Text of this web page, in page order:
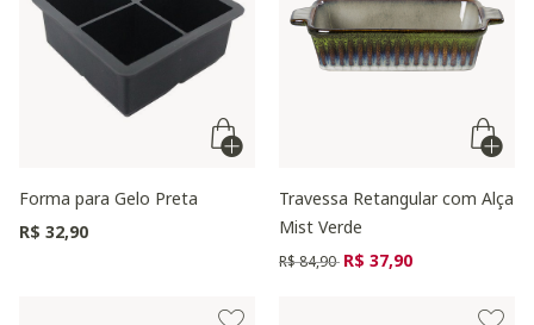
Forma para Gelo Preta
R$ 32,90
Travessa Retangular com Alça
Mist Verde
Preço reduzido de
R$ 84,90 para
R$ 37,90